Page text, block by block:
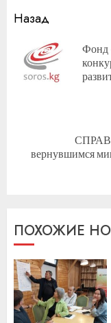
Продолжить
чтение
Назад
Фонд
Следующая
вернувшимся
ПОХОЖИЕ